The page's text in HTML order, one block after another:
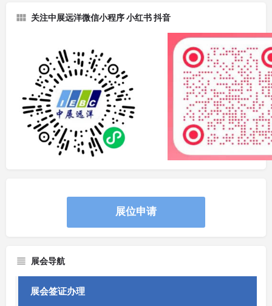
关注中展远洋微信小程序 小红书 抖音
展位申请
展会导航
展会签证办理